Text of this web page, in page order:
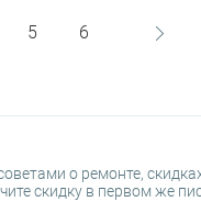
5 6
о ремонте,
скидку в первом же